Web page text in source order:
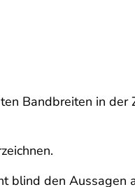
Bandbreiten in
blind den